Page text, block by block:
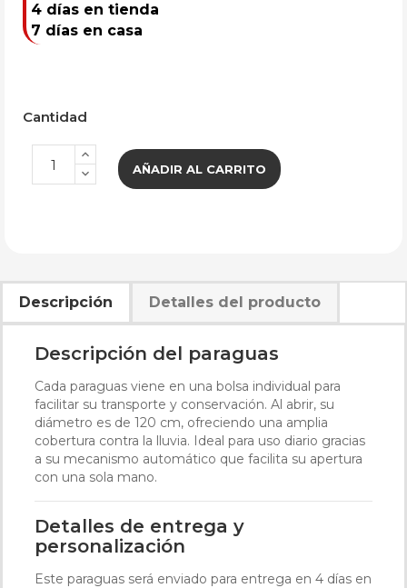
4 días en tienda
7 días en casa
Cantidad
AÑADIR AL CARRITO
Descripción Detalles del producto
Descripción del paraguas
Cada paraguas viene en una bolsa individual para
facilitar su transporte y conservación. Al abrir, su
diámetro es de 120 cm, ofreciendo una amplia
cobertura contra la lluvia. Ideal para uso diario gracias
a su mecanismo automático que facilita su apertura
con una sola mano.
Detalles de entrega y
personalización
Este paraguas será enviado para entrega en 4 días en